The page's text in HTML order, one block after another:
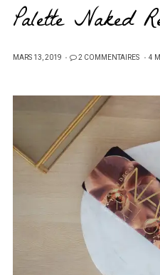
Palette Naked
PUBLIÉ
MARS 13, 2019 2 COMMENTAIRES 4